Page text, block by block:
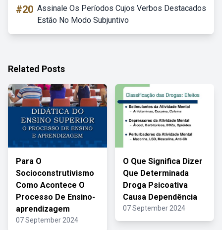
#20 Assinale Os Períodos Cujos Verbos Destacados
Estão No Modo Subjuntivo
Related Posts
Para O
Socioconstrutivismo
Como Acontece O
Processo De Ensino-
aprendizagem
07 September 2024
O Que Significa Dizer
Que Determinada
Droga Psicoativa
Causa Dependência
07 September 2024